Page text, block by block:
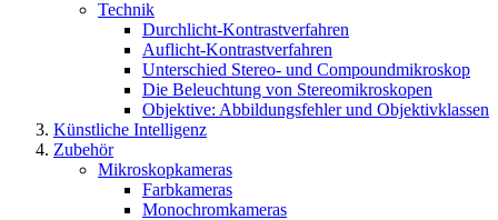
Technik
Durchlicht-Kontrastverfahren
Auflicht-Kontrastverfahren
Unterschied Stereo- und Compoundmikroskop
Die Beleuchtung von Stereomikroskopen
Objektive: Abbildungsfehler und Objektivklassen
Künstliche Intelligenz
Zubehör
Mikroskopkameras
Farbkameras
Monochromkameras